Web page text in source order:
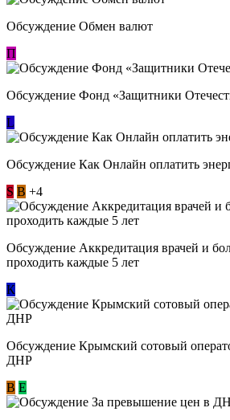
Обсуждение Обмен валют
П
Обсуждение Фонд «Защитники
L
Обсуждение ​Как Онлайн оплатить
S В +4
Обсуждение Аккредитация врачей и
проходить каждые 5 лет
К
Обсуждение Крымский сотовый
ДНР
В E